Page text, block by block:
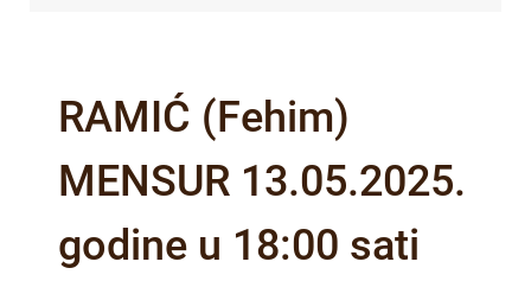
RAMIĆ (Fehim)
MENSUR 13.05.2025.
godine u 18:00 sati